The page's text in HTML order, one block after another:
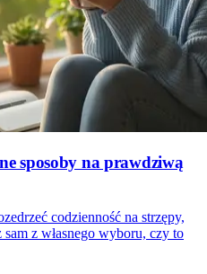
sposoby na prawdziwą
codzienność na strzępy,
z własnego wyboru, czy to